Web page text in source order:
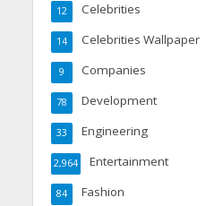
Celebrities
12
Celebrities Wallpaper
14
Companies
9
Development
78
Engineering
33
Entertainment
2,964
Fashion
84